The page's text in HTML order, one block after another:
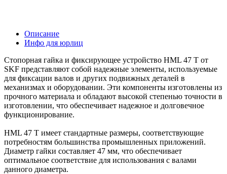
Описание
Инфо для юрлиц
Стопорная гайка и фиксирующее устройство HML 47 T от
SKF представляют собой надежные элементы, используемые
для фиксации валов и других подвижных деталей в
механизмах и оборудовании. Эти компоненты изготовлены из
прочного материала и обладают высокой степенью точности в
изготовлении, что обеспечивает надежное и долговечное
функционирование.
HML 47 T имеет стандартные размеры, соответствующие
потребностям большинства промышленных приложений.
Диаметр гайки составляет 47 мм, что обеспечивает
оптимальное соответствие для использования с валами
данного диаметра.